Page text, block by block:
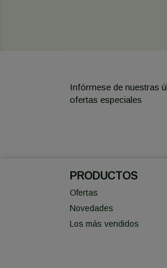
Infórmese de nuestras
ofertas especiales
PRODUCTOS
Ofertas
Novedades
Los más vendidos